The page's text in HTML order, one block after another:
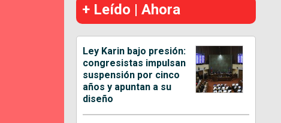
+ Leído | Ahora
Ley Karin bajo presión:
congresistas impulsan
suspensión por cinco
años y apuntan a su
diseño